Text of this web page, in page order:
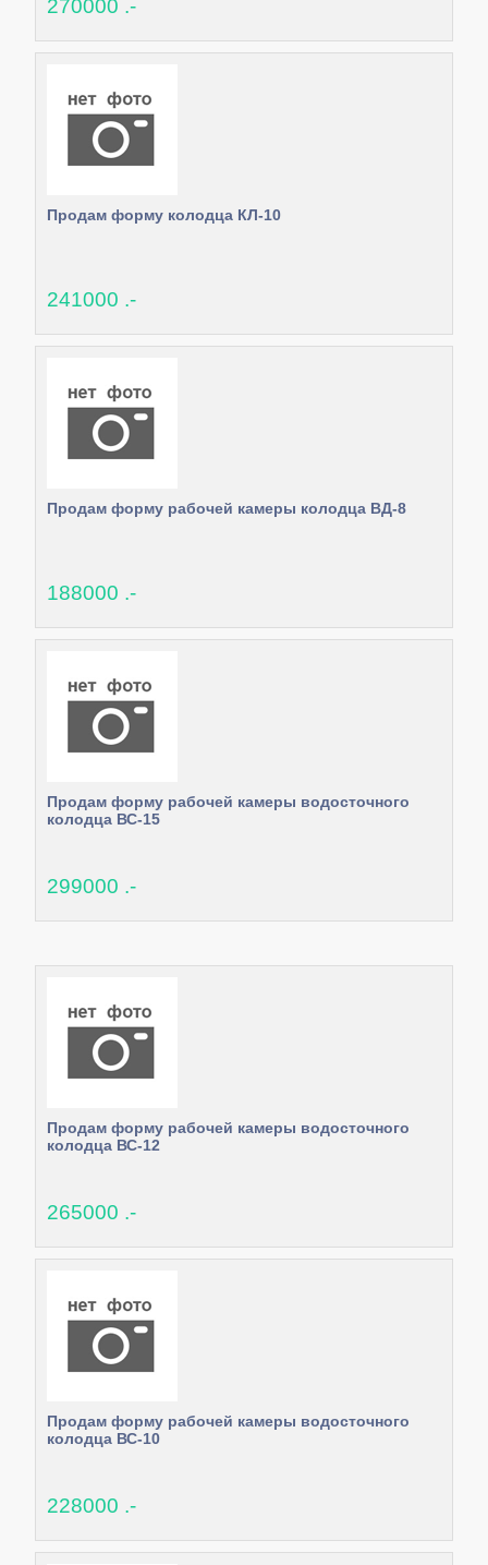
270000 .-
Продам форму колодца КЛ-10
241000 .-
Продам форму рабочей камеры колодца ВД-8
188000 .-
Продам форму рабочей камеры водосточного
колодца ВС-15
299000 .-
Продам форму рабочей камеры водосточного
колодца ВС-12
265000 .-
Продам форму рабочей камеры водосточного
колодца ВС-10
228000 .-